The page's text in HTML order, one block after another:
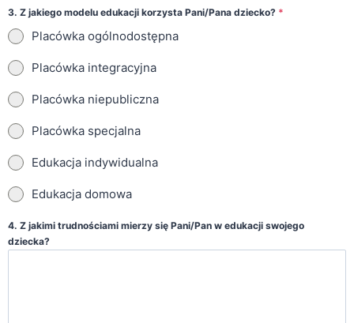
3. Z jakiego modelu edukacji korzysta Pani/Pana dziecko? *
Placówka ogólnodostępna
Placówka integracyjna
Placówka niepubliczna
Placówka specjalna
Edukacja indywidualna
Edukacja domowa
4. Z jakimi trudnościami mierzy się Pani/Pan w edukacji swojego
dziecka?